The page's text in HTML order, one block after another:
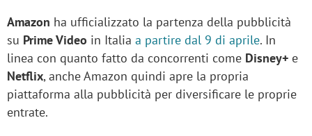
Amazon ha ufficializzato la partenza della pubblicità
su Prime Video in Italia a partire dal 9 di aprile. In
linea con quanto fatto da concorrenti come Disney+ e
Netflix, anche Amazon quindi apre la propria
piattaforma alla pubblicità per diversificare le proprie
entrate.